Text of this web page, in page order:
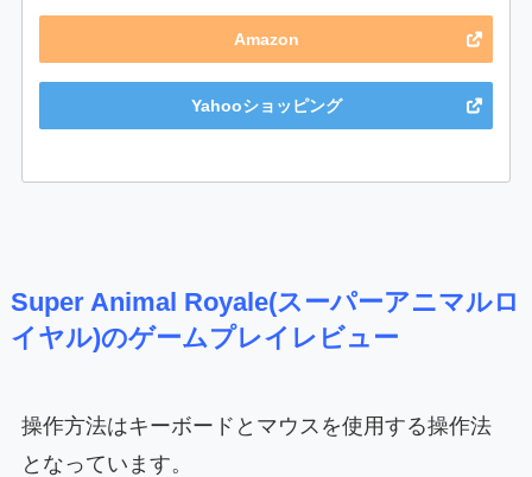
Amazon
Yahooショッピング
Super Animal Royale(スーパーアニマルロ
イヤル)のゲームプレイレビュー
操作方法はキーボードとマウスを使用する操作法
となっています。